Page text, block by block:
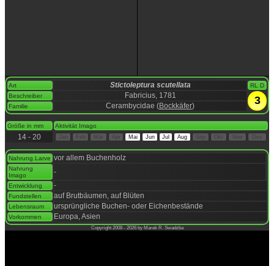
Art Stictoleptura scutellata
RL D
Beschreiber
Fabricius, 1781 3
Familie Cerambycidae (Bockkäfer)
Größe in mm Aktivität Imago
14 - 20 Mai Jun Jul Aug Sep Dez
Nahrung Larve vor allem Buchenholz
Nahrung
Imago
-
Entwicklung -
Fundstellen auf Brutbäumen, auf Blüten
Lebensraum ursprüngliche Buchen- oder Eichenbestände
Vorkommen Europa, Asien
Copyright 2008 - 2026 by Marek R. Swadzba